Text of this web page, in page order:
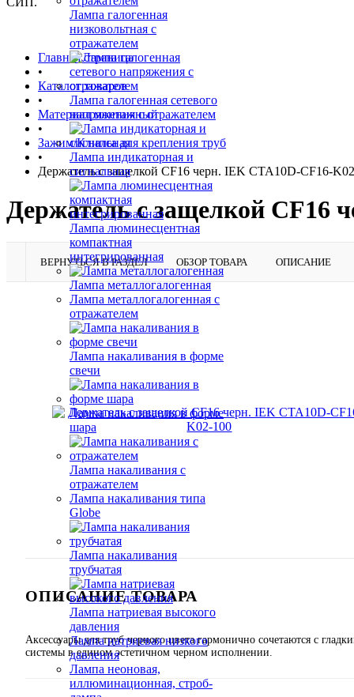
Лампа галогенная
низковольтная с
отражателем
Лампа галогенная сетевого
напряжения с отражателем
Лампа индикаторная и
сигнальная
Лампа люминесцентная
компактная
интегрированная
Лампа металлогалогенная
Лампа металлогалогенная с
отражателем
Лампа накаливания в форме
свечи
Лампа накаливания в форме
шара
Лампа накаливания с
отражателем
Лампа накаливания типа
Globe
Лампа накаливания
трубчатая
Лампа натриевая высокого
давления
Лампа натриевая низкого
давления
Лампа неоновая,
иллюминационная, строб-
Главная страница
•
Каталог товаров
•
Материал монтажный
•
Зажим/Клипса для крепления труб
•
Держатель с защелкой CF16 черн. IEK CTA10D-CF16-
Держатель с защелкой CF16
ВЕРНУТЬСЯ В РАЗДЕЛ ОБЗОР ТОВАРА ОПИСАНИЕ
ОПИСАНИЕ ТОВАРА
Аксессуары для труб черного цвета гармонично сочетаются с
системы в едином эстетичном черном исполнении.